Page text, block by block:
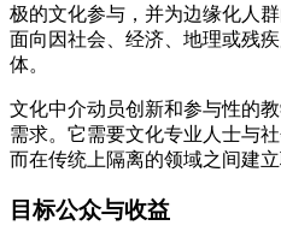
极的文化参与，并为边缘化人
面向因社会、经济、地理或残
体。
文化中介动员创新和参与性的
需求。它需要文化专业人士与
而在传统上隔离的领域之间建立
目标公众与收益